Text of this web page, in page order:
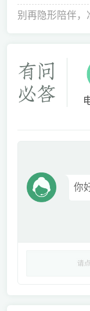
间
别再隐形陪伴，
你